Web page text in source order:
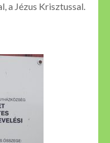
a Jézus Krisztussal.